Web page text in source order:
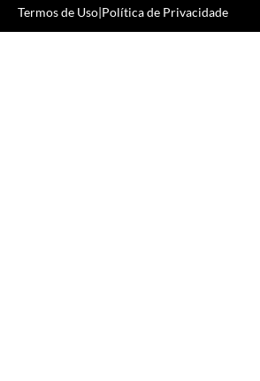
Termos de Uso|Política de Privacidade